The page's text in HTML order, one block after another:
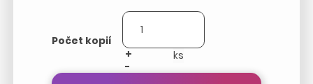
Počet kopií
+
-